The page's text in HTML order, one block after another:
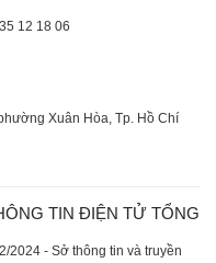
35 12 18 06
Xuân Hòa, Tp. Hồ Chí
TIN ĐIỆN TỬ TỔNG
2024 - Sở thông tin và truyền